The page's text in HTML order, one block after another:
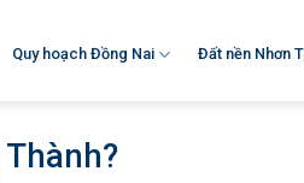
Quy hoạch Đồng Nai Đất nền Nhơn